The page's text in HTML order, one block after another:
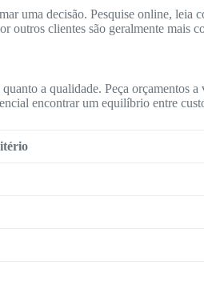
uma decisão. Pesquise online, leia
outros clientes são geralmente mais
a qualidade. Peça orçamentos
encontrar um equilíbrio entre